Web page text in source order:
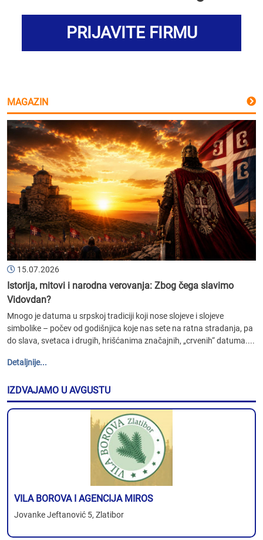
PRIJAVITE FIRMU
MAGAZIN
15.07.2026
Istorija, mitovi i narodna verovanja: Zbog čega slavimo
Vidovdan?
Mnogo je datuma u srpskoj tradiciji koji nose slojeve i slojeve
simbolike – počev od godišnjica koje nas sete na ratna stradanja, pa
do slava, svetaca i drugih, hrišćanima značajnih, „crvenih“ datuma....
Detaljnije...
IZDVAJAMO U AVGUSTU
VILA BOROVA I AGENCIJA MIROS
Jovanke Jeftanović 5, Zlatibor